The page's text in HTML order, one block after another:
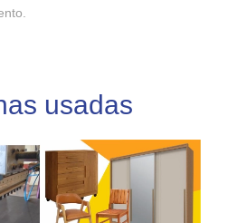
usadas